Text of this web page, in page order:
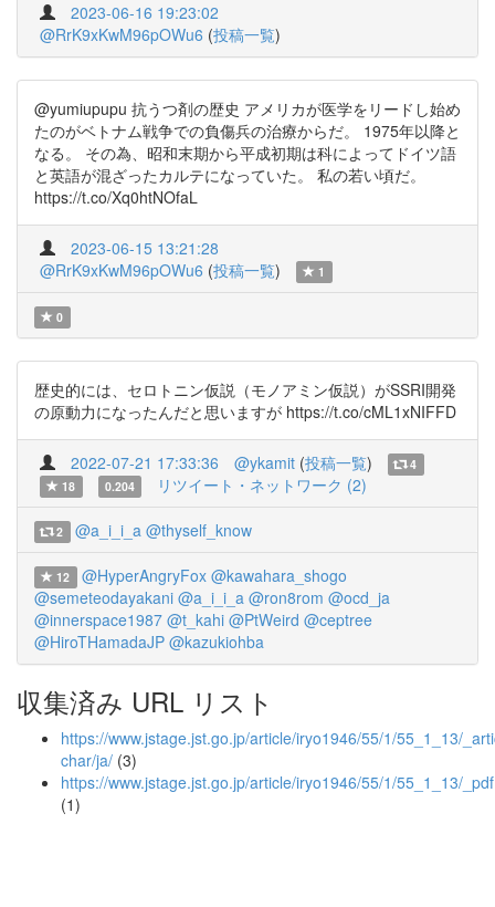
2023-06-16 19:23:02
@RrK9xKwM96pOWu6 (投稿一覧)
@yumiupupu 抗うつ剤の歴史 アメリカが医学をリードし始め
たのがベトナム戦争での負傷兵の治療からだ。 1975年以降と
なる。 その為、昭和末期から平成初期は科によってドイツ語
と英語が混ざったカルテになっていた。 私の若い頃だ。
https://t.co/Xq0htNOfaL
2023-06-15 13:21:28
@RrK9xKwM96pOWu6 (投稿一覧) 1
0
歴史的には、セロトニン仮説（モノアミン仮説）がSSRI開発
の原動力になったんだと思いますが https://t.co/cML1xNIFFD
2022-07-21 17:33:36 @ykamit (投稿一覧)
4
18
0.204 リツイート・ネットワーク (2)
2 @a_i_i_a @thyself_know
12 @HyperAngryFox @kawahara_shogo
@semeteodayakani @a_i_i_a @ron8rom @ocd_ja
@innerspace1987 @t_kahi @PtWeird @ceptree
@HiroTHamadaJP @kazukiohba
収集済み URL リスト
https://www.jstage.jst.go.jp/article/iryo1946/55/1/55_1_13/
char/ja/ (3)
https://www.jstage.jst.go.jp/article/iryo1946/55/1/55_1_13/_pdf
(1)